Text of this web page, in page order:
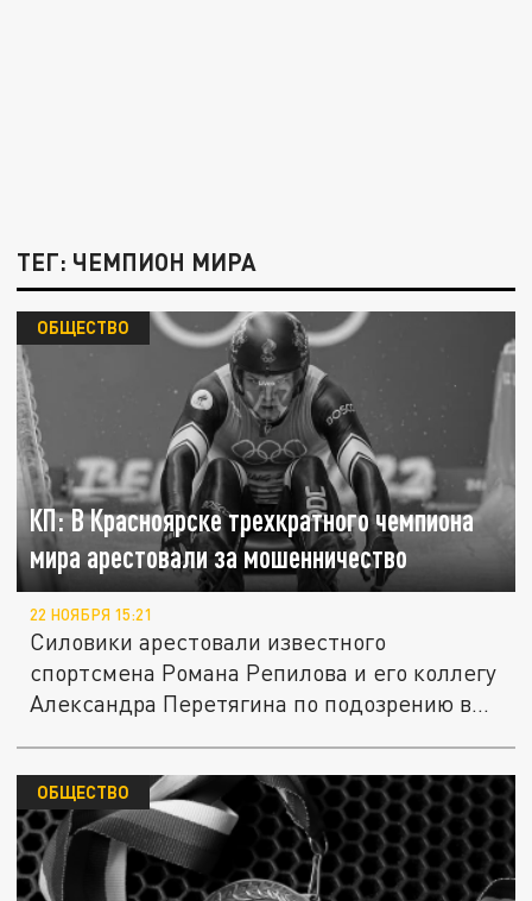
ТЕГ: ЧЕМПИОН МИРА
КП: В Красноярске трехкратного чемпиона
мира арестовали за мошенничество
ОБЩЕСТВО
22 НОЯБРЯ 15:21
Силовики арестовали известного
спортсмена Романа Репилова и его коллегу
Александра Перетягина по подозрению в...
ОБЩЕСТВО